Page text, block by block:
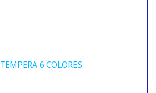
TEMPERA 6 COLORES